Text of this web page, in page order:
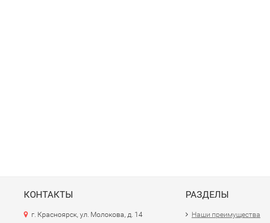
КОНТАКТЫ
г. Красноярск, ул. Молокова, д. 14
РАЗДЕЛЫ
Наши преимущества